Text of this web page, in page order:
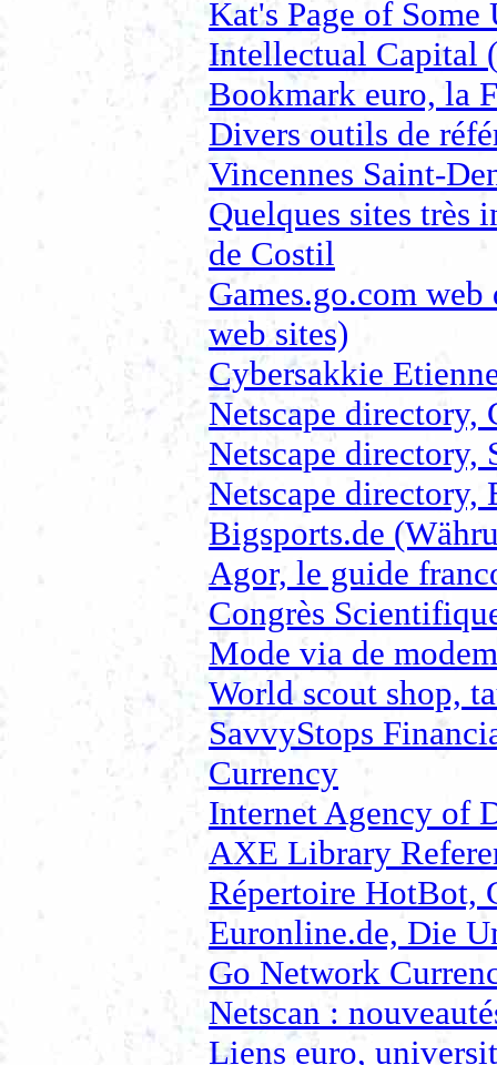
Kat's Page of
Intellectual Capital
Bookmark euro, la
Divers outils de
Vincennes Saint-
Quelques sites très
de Costil
Games.go.com
web sites)
Cybersakkie
Netscape directory,
Netscape directory,
Netscape directory,
Bigsports.de
Agor, le guide
Congrès
Mode via de
World scout shop,
SavvyStops
Currency
Internet Agency of
AXE Library
Répertoire HotBot,
Euronline.de, Die
Go Network
Netscan :
Liens euro,